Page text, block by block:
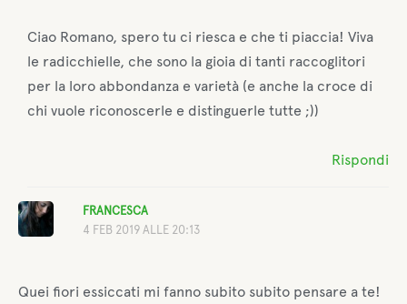
Ciao Romano, spero tu ci riesca e che ti piaccia! Viva
le radicchielle, che sono la gioia di tanti raccoglitori
per la loro abbondanza e varietà (e anche la croce di
chi vuole riconoscerle e distinguerle tutte ;))
Rispondi
FRANCESCA
4 FEB 2019 ALLE 20:13
Quei fiori essiccati mi fanno subito subito pensare a te!